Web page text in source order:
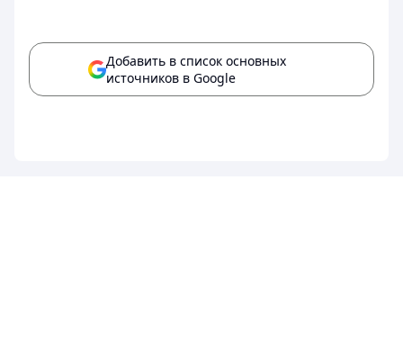
Добавить в список основных
источников в Google